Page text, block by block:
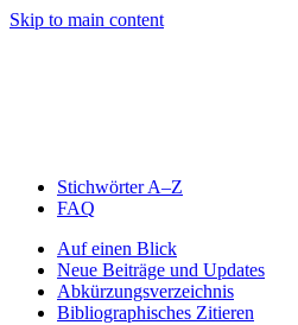
Skip to main content
Stichwörter A–Z
FAQ
Auf einen Blick
Neue Beiträge und Updates
Abkürzungsverzeichnis
Bibliographisches Zitieren